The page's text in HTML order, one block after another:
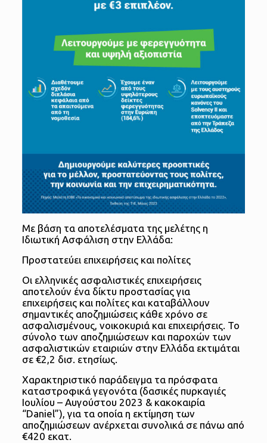
Με βάση τα αποτελέσματα της μελέτης η
Ιδιωτική Ασφάλιση στην Ελλάδα:
Προστατεύει επιχειρήσεις και πολίτες
Οι ελληνικές ασφαλιστικές επιχειρήσεις
αποτελούν ένα δίκτυ προστασίας για
επιχειρήσεις και πολίτες και καταβάλλουν
σημαντικές αποζημιώσεις κάθε χρόνο σε
ασφαλισμένους, νοικοκυριά και επιχειρήσεις. Το
σύνολο των αποζημιώσεων και παροχών των
ασφαλιστικών εταιριών στην Ελλάδα εκτιμάται
σε €2,2 δισ. ετησίως.
Χαρακτηριστικό παράδειγμα τα πρόσφατα
καταστροφικά γεγονότα (δασικές πυρκαγιές
Ιουλίου – Αυγούστου 2023 & κακοκαιρία
“Daniel”), για τα οποία η εκτίμηση των
αποζημιώσεων ανέρχεται συνολικά σε πάνω από
€420 εκατ.